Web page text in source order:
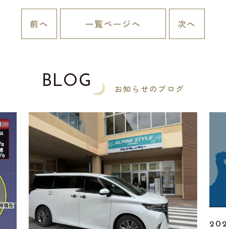
前へ 一覧ページへ 次へ
BLOG お知らせのブログ